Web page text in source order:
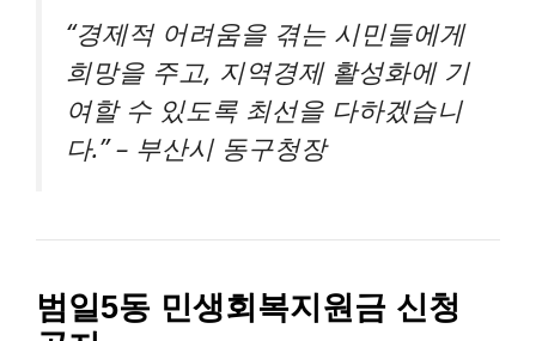
“경제적 어려움을 겪는 시민들에게
희망을 주고, 지역경제 활성화에 기
여할 수 있도록 최선을 다하겠습니
다.” – 부산시 동구청장
범일5동 민생회복지원금 신청